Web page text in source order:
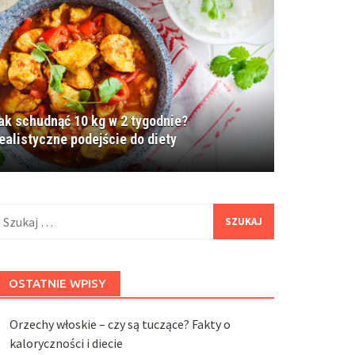
schudnąć 10 kg w 2 tygodnie?
podejście do diety
OSTATNIE WPISY
Orzechy włoskie – czy są tuczące? Fakty o
kaloryczności i diecie